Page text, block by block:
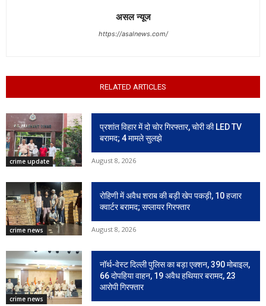
असल न्यूज
https://asalnews.com/
RELATED ARTICLES
crime update
प्रशांत विहार में दो चोर गिरफ्तार, चोरी की LED TV
बरामद; 4 मामले सुलझे
August 8, 2026
crime news
रोहिणी में अवैध शराब की बड़ी खेप पकड़ी, 10 हजार
क्वार्टर बरामद; सप्लायर गिरफ्तार
August 8, 2026
crime news
नॉर्थ-वेस्ट दिल्ली पुलिस का बड़ा एक्शन, 390 मोबाइल,
66 दोपहिया वाहन, 19 अवैध हथियार बरामद, 23
आरोपी गिरफ्तार